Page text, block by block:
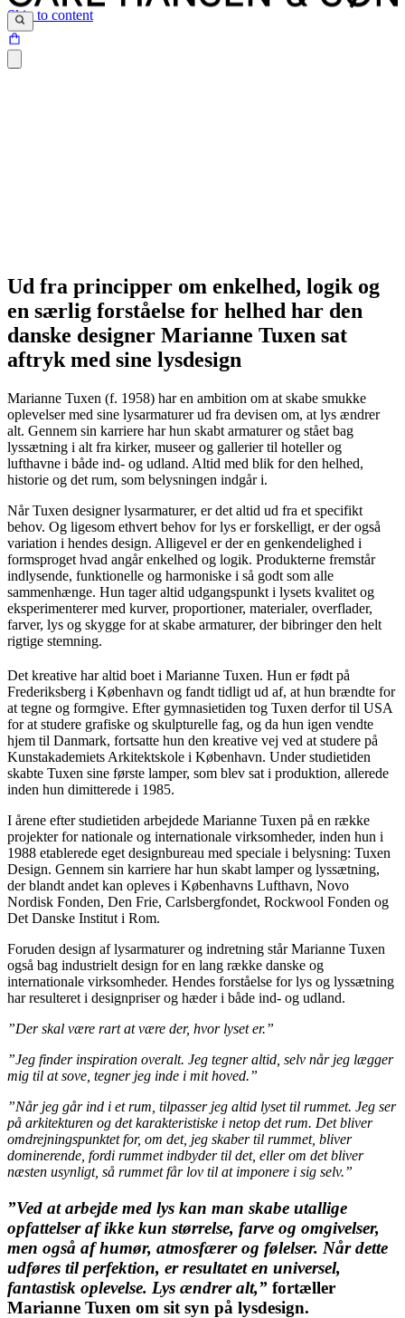
Skip to content
Ud fra principper om enkelhed, logik og
en særlig forståelse for helhed har den
danske designer Marianne Tuxen sat
aftryk med sine lysdesign
Marianne Tuxen (f. 1958) har en ambition om at skabe smukke
oplevelser med sine lysarmaturer ud fra devisen om, at lys ændrer
alt. Gennem sin karriere har hun skabt armaturer og stået bag
lyssætning i alt fra kirker, museer og gallerier til hoteller og
lufthavne i både ind- og udland. Altid med blik for den helhed,
historie og det rum, som belysningen indgår i.
Når Tuxen designer lysarmaturer, er det altid ud fra et specifikt
behov. Og ligesom ethvert behov for lys er forskelligt, er der også
variation i hendes design. Alligevel er der en genkendelighed i
formsproget hvad angår enkelhed og logik. Produkterne fremstår
indlysende, funktionelle og harmoniske i så godt som alle
sammenhænge. Hun tager altid udgangspunkt i lysets kvalitet og
eksperimenterer med kurver, proportioner, materialer, overflader,
farver, lys og skygge for at skabe armaturer, der bibringer den helt
rigtige stemning.
Det kreative har altid boet i Marianne Tuxen. Hun er født på
Frederiksberg i København og fandt tidligt ud af, at hun brændte for
at tegne og formgive. Efter gymnasietiden tog Tuxen derfor til USA
for at studere grafiske og skulpturelle fag, og da hun igen vendte
hjem til Danmark, fortsatte hun den kreative vej ved at studere på
Kunstakademiets Arkitektskole i København. Under studietiden
skabte Tuxen sine første lamper, som blev sat i produktion, allerede
inden hun dimitterede i 1985.
I årene efter studietiden arbejdede Marianne Tuxen på en række
projekter for nationale og internationale virksomheder, inden hun i
1988 etablerede eget designbureau med speciale i belysning: Tuxen
Design. Gennem sin karriere har hun skabt lamper og lyssætning,
der blandt andet kan opleves i Københavns Lufthavn, Novo
Nordisk Fonden, Den Frie, Carlsbergfondet, Rockwool Fonden og
Det Danske Institut i Rom.
Foruden design af lysarmaturer og indretning står Marianne Tuxen
også bag industrielt design for en lang række danske og
internationale virksomheder. Hendes forståelse for lys og lyssætning
har resulteret i designpriser og hæder i både ind- og udland.
”Der skal være rart at være der, hvor lyset er.”
”Jeg finder inspiration overalt. Jeg tegner altid, selv når jeg lægger
mig til at sove, tegner jeg inde i mit hoved.”
”Når jeg går ind i et rum, tilpasser jeg altid lyset til rummet. Jeg ser
på arkitekturen og det karakteristiske i netop det rum. Det bliver
omdrejningspunktet for, om det, jeg skaber til rummet, bliver
dominerende, fordi rummet indbyder til det, eller om det bliver
næsten usynligt, så rummet får lov til at imponere i sig selv.”
”Ved at arbejde med lys kan man skabe utallige
opfattelser af ikke kun størrelse, farve og omgivelser,
men også af humør, atmosfærer og følelser. Når dette
udføres til perfektion, er resultatet en universel,
fantastisk oplevelse. Lys ændrer alt,” fortæller
Marianne Tuxen om sit syn på lysdesign.